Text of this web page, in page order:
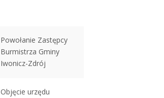
Powołanie Zastępcy
Burmistrza Gminy
Iwonicz-Zdrój
Objęcie urzędu